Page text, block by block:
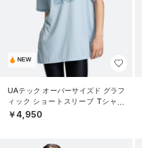
NEW
UAテック オーバーサイズド グラフ
ィック ショートスリーブ Tシャツ
（トレーニング/WOMEN）
￥4,950